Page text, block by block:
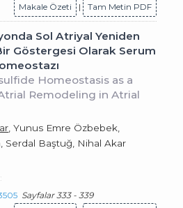
Makale Özeti
| Tam Metin PDF
Sol Atriyal Yeniden
Göstergesi Olarak Serum
Homeostasis as a
Remodeling in Atrial
, Yunus Emre Özbebek,
Serdal Baştuğ, Nihal Akar
Sayfalar 333 - 339